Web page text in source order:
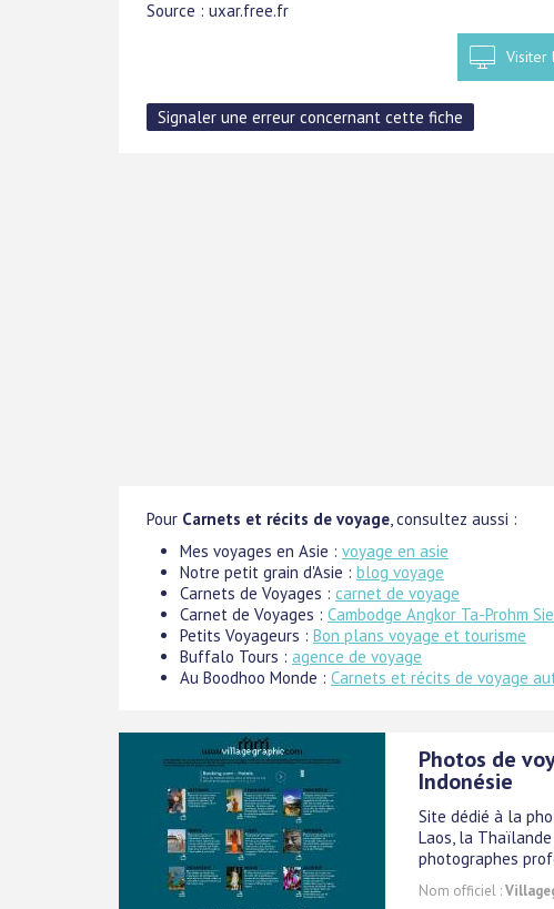
Source : uxar.free.fr
Visiter
Pour Carnets et récits de voyage, consultez aussi :
Mes voyages en Asie : voyage en asie
Notre petit grain d'Asie : blog voyage
Carnets de Voyages : carnet de voyage
Carnet de Voyages : Cambodge Angkor Ta-Prohm
Petits Voyageurs : Bon plans voyage et tourisme
Buffalo Tours : agence de voyage
Au Boodhoo Monde : Carnets et récits de voyage
Photos de
Indonésie
Site dédié à la
Laos, la
photographes
Nom officiel :